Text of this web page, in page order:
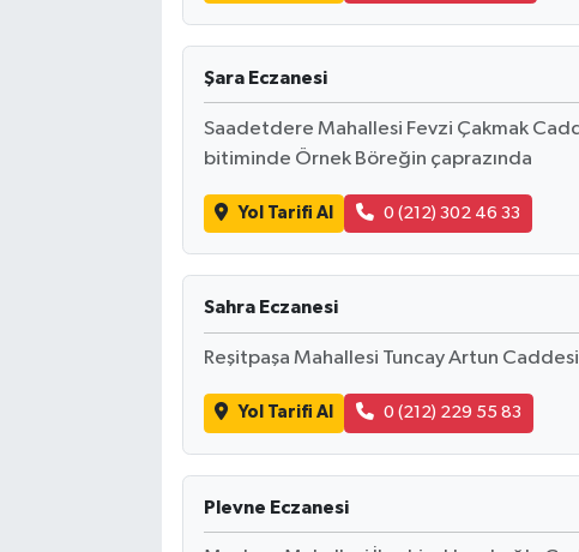
Şara Eczanesi
Saadetdere Mahallesi Fevzi Çakmak
bitiminde Örnek Böreğin çaprazında
Yol Tarifi Al 0 (212) 302 46 33
Sahra Eczanesi
Reşitpaşa Mahallesi Tuncay Artun Caddesi
Yol Tarifi Al 0 (212) 229 55 83
Plevne Eczanesi